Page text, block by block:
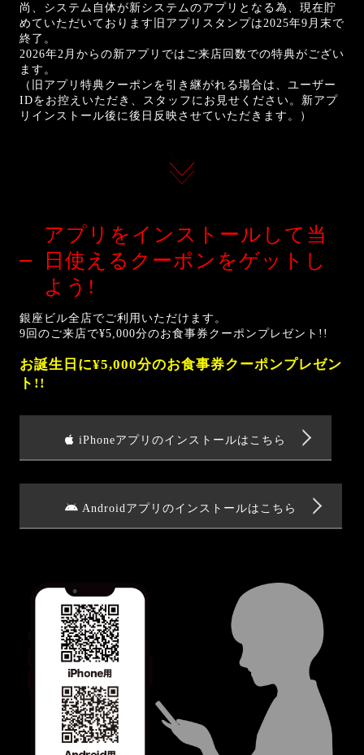
尚、システム自体が新システムのアプリとなる為、現在貯
めていただいております旧アプリスタンプは2025年9月末で
終了。
2026年2月からの新アプリではご来店回数での特典がござい
ます。
（旧アプリ特典クーポンを引き継がれる場合は、ユーザー
IDをお控えいただき、スタッフにお見せください。新アプ
リインストール後に後日反映させていただきます。）
アプリをインストールして 当
日使えるクーポンをゲットし
よう!
銀座ビル全店でご利用いただけます。
9回のご来店で¥5,000分のお食事券クーポンプレゼント!!
お誕生日に¥5,000分のお食事券クーポンプレゼン
ト!!
iPhoneアプリのインストールはこちら
Androidアプリのインストールはこちら